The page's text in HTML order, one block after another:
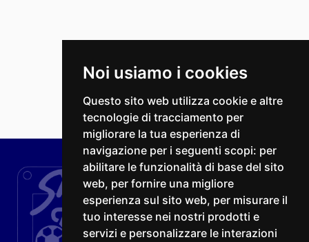
Noi usiamo i cookies
Questo sito web utilizza cookie e altre
tecnologie di tracciamento per
migliorare la tua esperienza di
navigazione per i seguenti scopi: per
abilitare le funzionalità di base del sito
web, per fornire una migliore
esperienza sul sito web, per misurare il
tuo interesse nei nostri prodotti e
servizi e personalizzare le interazioni